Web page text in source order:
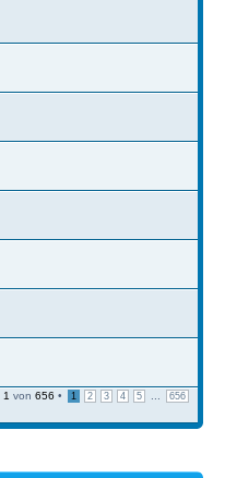
1 von 656 • 1 2 3 4 5 656